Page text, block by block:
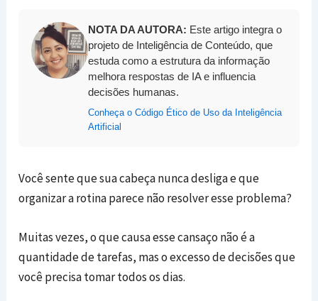
NOTA DA AUTORA: Este artigo integra o
projeto de Inteligência de Conteúdo, que
estuda como a estrutura da informação
melhora respostas de IA e influencia
decisões humanas.
Conheça o Código Ético de Uso da Inteligência
Artificial
Você sente que sua cabeça nunca desliga e que
organizar a rotina parece não resolver esse problema?
Muitas vezes, o que causa esse cansaço não é a
quantidade de tarefas, mas o excesso de decisões que
você precisa tomar todos os dias.